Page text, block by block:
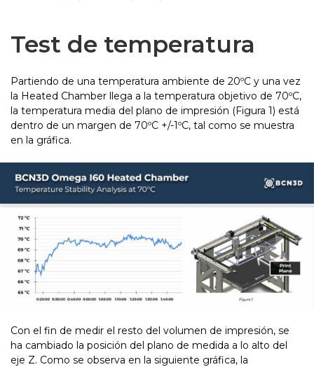
Test de temperatura
Partiendo de una temperatura ambiente de 20ºC y una vez
la Heated Chamber llega a la temperatura objetivo de 70ºC,
la temperatura media del plano de impresión (Figura 1) está
dentro de un margen de 70ºC +/-1ºC, tal como se muestra
en la gráfica.
Con el fin de medir el resto del volumen de impresión, se
ha cambiado la posición del plano de medida a lo alto del
eje Z. Como se observa en la siguiente gráfica, la